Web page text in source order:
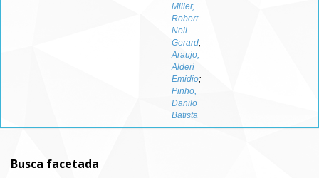
Miller,
Robert
Neil
Gerard;
Araujo,
Alderi
Emidio;
Pinho,
Danilo
Batista
Busca facetada